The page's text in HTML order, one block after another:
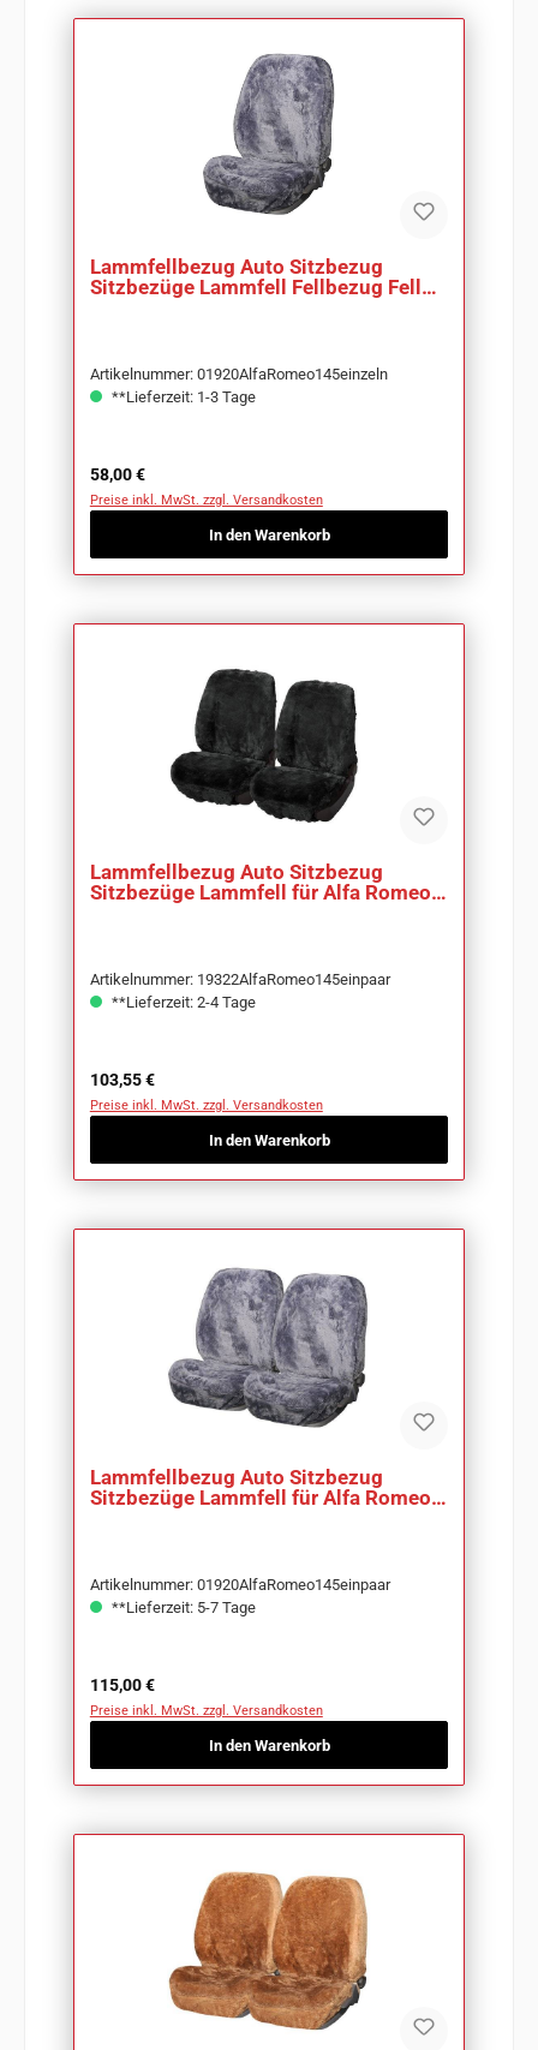
Lammfellbezug Auto Sitzbezug
Sitzbezüge Lammfell Fellbezug Fell
Artikelnummer: 01920AlfaRomeo145einzeln
**Lieferzeit: 1-3 Tage
Regulärer Preis:
58,00 €
Preise inkl. MwSt. zzgl. Versandkosten
In den Warenkorb
Lammfellbezug Auto Sitzbezug
Sitzbezüge Lammfell für Alfa Romeo
Artikelnummer: 19322AlfaRomeo145einpaar
**Lieferzeit: 2-4 Tage
Regulärer Preis:
103,55 €
Preise inkl. MwSt. zzgl. Versandkosten
In den Warenkorb
Lammfellbezug Auto Sitzbezug
Sitzbezüge Lammfell für Alfa Romeo
Artikelnummer: 01920AlfaRomeo145einpaar
**Lieferzeit: 5-7 Tage
Regulärer Preis:
115,00 €
Preise inkl. MwSt. zzgl. Versandkosten
In den Warenkorb